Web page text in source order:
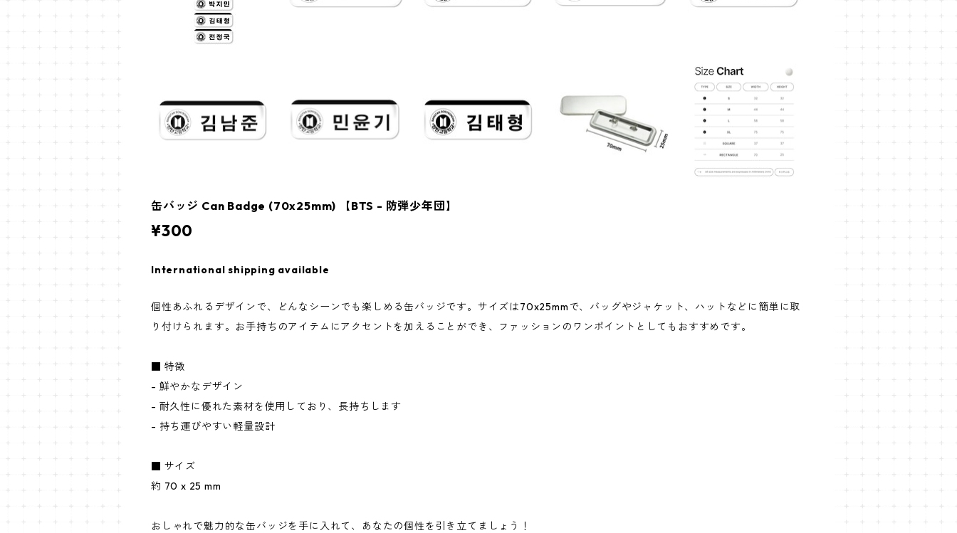
缶バッジ Can Badge (70x25mm) 【BTS - 防弾少年団】
¥300
International shipping available
個性あふれるデザインで、どんなシーンでも楽しめる缶バッジです。サイズは70x25mmで、バッグやジャケット、ハットなどに簡単に取
り付けられます。お手持ちのアイテムにアクセントを加えることができ、ファッションのワンポイントとしてもおすすめです。
■ 特徴
- 鮮やかなデザイン
- 耐久性に優れた素材を使用しており、長持ちします
- 持ち運びやすい軽量設計
■ サイズ
約 70 x 25 mm
おしゃれで魅力的な缶バッジを手に入れて、あなたの個性を引き立てましょう！